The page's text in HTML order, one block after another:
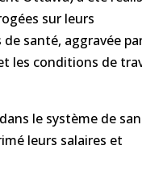
sur leurs
de santé, aggravée
les conditions de
le système de
leurs salaires et